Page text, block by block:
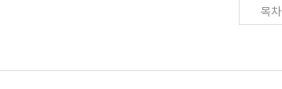
목차